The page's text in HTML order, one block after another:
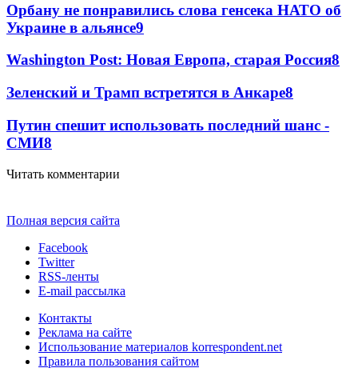
Орбану не понравились слова генсека НАТО об
Украине в альянсе9
Washington Post: Новая Европа, старая Россия8
Зеленский и Трамп встретятся в Анкаре8
Путин спешит использовать последний шанс -
СМИ8
Читать комментарии
Полная версия сайта
Facebook
Twitter
RSS-ленты
E-mail рассылка
Контакты
Реклама на сайте
Использование материалов korrespondent.net
Правила пользования сайтом